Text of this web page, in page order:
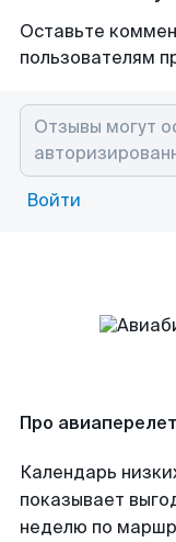
Оставьте
пользователям
Войти
Про
Календарь
показывает
неделю по